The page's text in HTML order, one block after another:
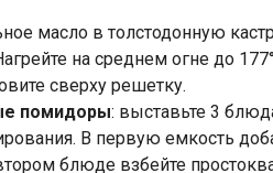
масло в толстодонную
на среднем огне до
сверху решетку.
помидоры: выставьте 3
В первую емкость
блюде взбейте